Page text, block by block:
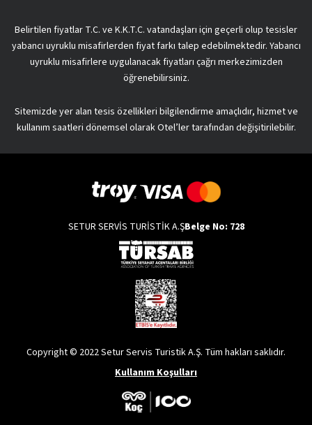
Belirtilen fiyatlar T.C. ve K.K.T.C. vatandaşları için geçerli olup tesisler
yabancı uyruklu misafirlerden fiyat farkı talep edebilmektedir. Yabancı
uyruklu misafirlere uygulanacak fiyatları çağrı merkezimizden
öğrenebilirsiniz.
Sitemizde yer alan tesis özellikleri bilgilendirme amaçlıdır, hizmet ve
kullanım saatleri dönemsel olarak Otel’ler tarafından değişitirilebilir.
SETUR SERVİS TURİSTİK A.ŞBelge No: 728
Copyright © 2022 Setur Servis Turistik A.Ş. Tüm hakları saklıdır.
Kullanım Koşulları